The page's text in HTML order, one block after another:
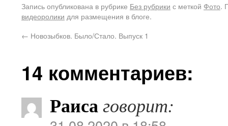
Запись опубликована в рубрике Без рубрики с меткой Фото.
видеоролики для размещения в блоге.
← Новозыбков. Было/Стало. Выпуск 1
14 комментариев:
Раисаговорит: